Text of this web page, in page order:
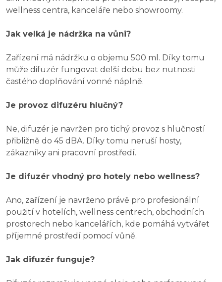
wellness centra, kanceláře nebo showroomy.
Jak velká je nádržka na vůni?
Zařízení má nádržku o objemu 500 ml. Díky tomu
může difuzér fungovat delší dobu bez nutnosti
častého doplňování vonné náplně.
Je provoz difuzéru hlučný?
Ne, difuzér je navržen pro tichý provoz s hlučností
přibližně do 45 dBA. Díky tomu neruší hosty,
zákazníky ani pracovní prostředí.
Je difuzér vhodný pro hotely nebo wellness?
Ano, zařízení je navrženo právě pro profesionální
použití v hotelích, wellness centrech, obchodních
prostorech nebo kancelářích, kde pomáhá vytvářet
příjemné prostředí pomocí vůně.
Jak difuzér funguje?